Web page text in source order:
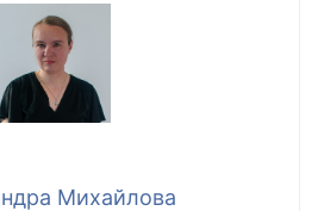
Михайлова